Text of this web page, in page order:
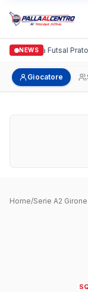
NEWS
Italgronda Futsal
Giocatore
Home/Serie A2